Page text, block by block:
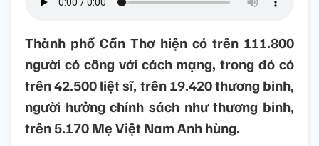
Thành phố Cần Thơ hiện có trên 111.800
người có công với cách mạng, trong đó có
trên 42.500 liệt sĩ, trên 19.420 thương binh,
người hưởng chính sách như thương binh,
trên 5.170 Mẹ Việt Nam Anh hùng.